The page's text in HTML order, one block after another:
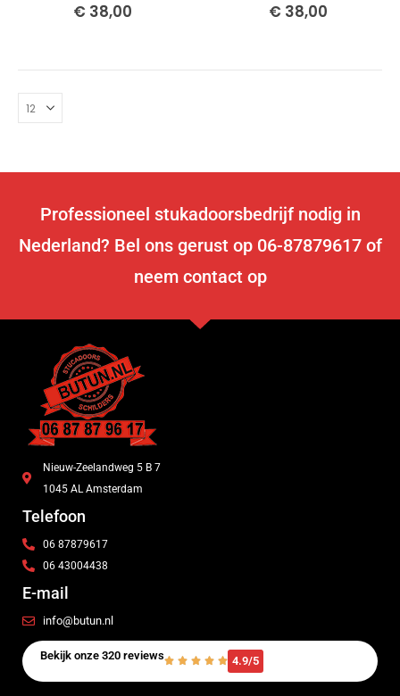
€ 38,00 € 38,00
Professioneel stukadoorsbedrijf nodig in
Nederland? Bel ons gerust op 06-87879617 of
neem contact op
Nieuw-Zeelandweg 5 B 7
1045 AL Amsterdam
Telefoon
06 87879617
06 43004438
E-mail
info@butun.nl
Bekijk onze 320 reviews 4.9/5